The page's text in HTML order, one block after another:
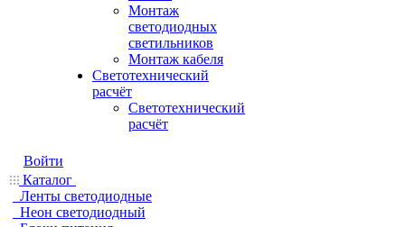
Монтаж
светодиодных
светильников
Монтаж кабеля
Светотехнический
расчёт
Светотехнический
расчёт
Войти
Каталог
Ленты светодиодные
Неон светодиодный